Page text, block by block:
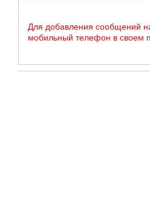
Для добавления сообщений
мобильный телефон в своем